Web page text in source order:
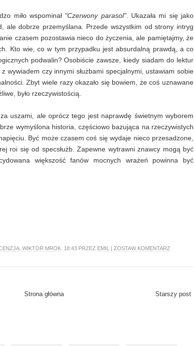
miło wspominał "Czerwony parasol". Ukazała mi się jako
ale dobrze przemyślana. Przede wszystkim od strony intryg
czasem pozostawia nieco do życzenia, ale pamiętajmy, że
Kto wie, co w tym przypadku jest absurdalną prawdą, a co
podwalin? Osobiście zawsze, kiedy siadam do lektur
wywiadem czy innymi służbami specjalnymi, ustawiam sobie
Zbyt wiele razy okazało się bowiem, że coś uznawane
było rzeczywistością.
uszami, ale oprócz tego jest naprawdę świetnym wyborem
wymyślona historia, częściowo bazująca na rzeczywistych
Być może czasem coś się wydaje nieco przesadzone,
roi się od specsłużb. Zapewne wytrawni znawcy mogą być
większość fanów mocnych wrażeń powinna być
WIKTOR MROK 18:43 PRZEZ EMIL | ZOSTAW KOMENTARZ
Starszy post
Strona główna